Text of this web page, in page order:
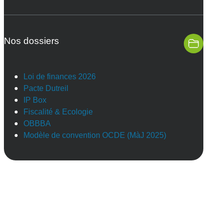
Nos dossiers
Loi de finances 2026
Pacte Dutreil
IP Box
Fiscalité & Ecologie
OBBBA
Modèle de convention OCDE (MàJ 2025)